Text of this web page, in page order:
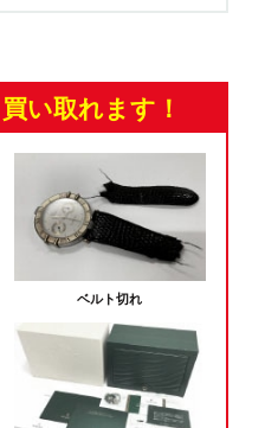
買い取れます！
ベルト切れ